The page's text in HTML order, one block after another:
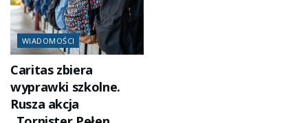
WIADOMOŚCI
Caritas zbiera
wyprawki szkolne.
Rusza akcja